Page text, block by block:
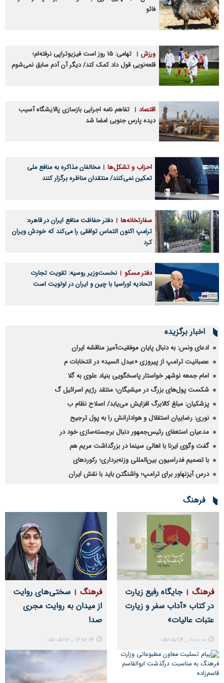
فائو
ورزش
تهامی: ۱۵ روز است فیزیوتراپی نرفته‌ام؛
قلعه‌نویی قول داد کمک کند/ دیگر آن آدم سابق نمی‌شوم
اقتصاد
تفاهم نامه اجرایی بازسازی پالایشگاه آسیب
دیده پارس جنوبی امضا شد
احزاب و تشکل‌ها
مخالفان مذاکره به منافع ملی
تمکین نمی‌کنند/ منتقدان مناظره برگزار کنند
سفارتخانه‌ها
دفتر حفاظت منافع ایران در قاهره:
ترامپ اکنون التماس توافقی را می‌کند که خودش ویران
کرد
دفتر مسکو
نخست‌وزیر روسیه:‌ تقویت تجارت
اتحادیه اوراسیا با چین و ایران در اولویت است
اخبار برگزیده
ادعای ونس: به دنبال پایان موفقیت‌آمیز مناقشه ایران
عصبانیت ترامپ از پیروزی «عبدل السید» در انتخابات م
امام جمعه نوشهر خواستار پاسخگویی بنیاد علوی به گلا
شکست پول‌های بزرگ در میشیگان؛ منتقد رژیم اسرائیل گ
پزشکیان: مبلغ کالابرگ افزایش می‌یابد/ اصلاح نظام ب
نوری: رضاییان استقلال و هوادارانش را به پول ترجیح
مدعیان استعفای رئیس‌جمهور دنبال برجسته‌سازی خود در
گفت ‌وگوی ایرنا با اهالی سینما در بزرگداشت مریم هم
با تصمیم فدراسیون بین‌المللی وزنه‌برداری؛ رکوردهای
درس آیزنهاور برای ترامپ؛ واشنگتن باید با نقش ایران
فرهنگ
فرهنگ
جایگاه رفیع زیارت
در کتاب «آداب سفر و زیارت
عتبات عالیات‌»
11:00:00 _ 05/05/14
فرهنگ
سختی‌های روایت
از میدان به روایت مجری
صدا
12:18:14 _ 05/05/16